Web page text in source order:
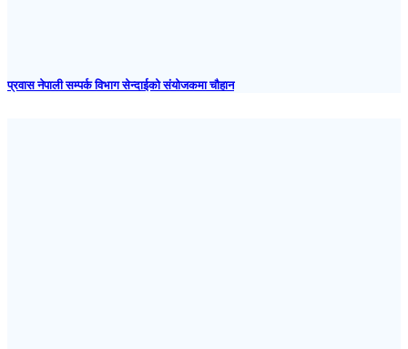
प्रवास नेपाली सम्पर्क विभाग सेन्दाईको संयोजकमा चौहान